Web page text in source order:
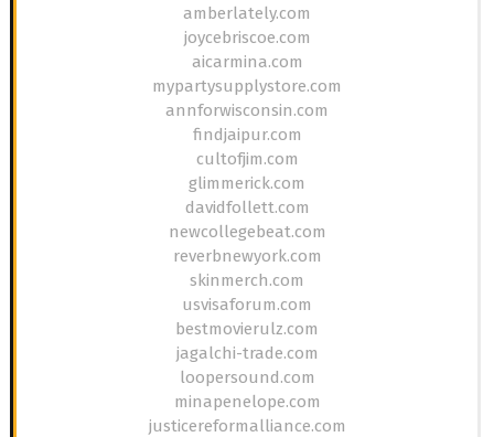
amberlately.com
joycebriscoe.com
aicarmina.com
mypartysupplystore.com
annforwisconsin.com
findjaipur.com
cultofjim.com
glimmerick.com
davidfollett.com
newcollegebeat.com
reverbnewyork.com
skinmerch.com
usvisaforum.com
bestmovierulz.com
jagalchi-trade.com
loopersound.com
minapenelope.com
justicereformalliance.com